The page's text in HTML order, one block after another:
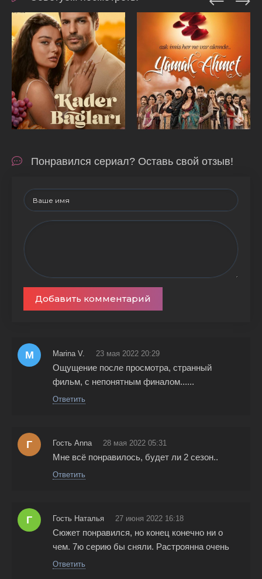
Понравился сериал? Оставь свой отзыв!
Добавить комментарий
M Marina V. 23 мая 2022 20:29
Ощущение после просмотра, странный
фильм, с непонятным финалом......
Ответить
Г Гость Anna 28 мая 2022 05:31
Мне всё понравилось, будет ли 2 сезон..
Ответить
Г Гость Наталья 27 июня 2022 16:18
Сюжет понравился, но конец конечно ни о
чем. 7ю серию бы сняли. Растроянна очень
Ответить